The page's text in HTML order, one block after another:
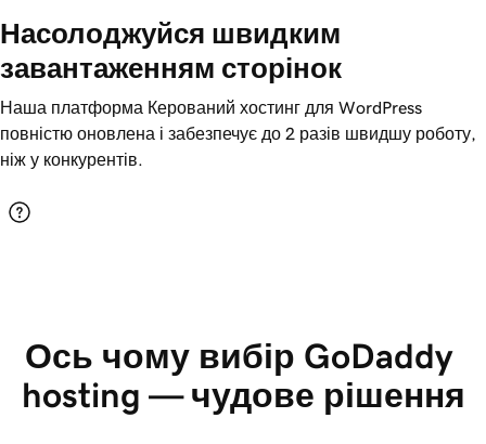
Насолоджуйся швидким
завантаженням сторінок
Наша платформа Керований хостинг для WordPress
повністю оновлена і забезпечує до 2 разів швидшу роботу,
ніж у конкурентів.
Ось чому вибір GoDaddy
hosting — чудове рішення